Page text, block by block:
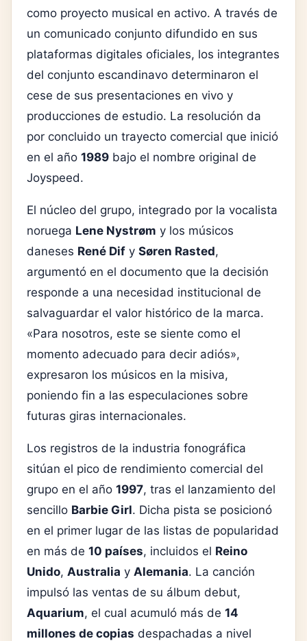
como proyecto musical en activo. A través de
un comunicado conjunto difundido en sus
plataformas digitales oficiales, los integrantes
del conjunto escandinavo determinaron el
cese de sus presentaciones en vivo y
producciones de estudio. La resolución da
por concluido un trayecto comercial que inició
en el año 1989 bajo el nombre original de
Joyspeed.
El núcleo del grupo, integrado por la vocalista
noruega Lene Nystrøm y los músicos
daneses René Dif y Søren Rasted,
argumentó en el documento que la decisión
responde a una necesidad institucional de
salvaguardar el valor histórico de la marca.
«Para nosotros, este se siente como el
momento adecuado para decir adiós»,
expresaron los músicos en la misiva,
poniendo fin a las especulaciones sobre
futuras giras internacionales.
Los registros de la industria fonográfica
sitúan el pico de rendimiento comercial del
grupo en el año 1997, tras el lanzamiento del
sencillo Barbie Girl. Dicha pista se posicionó
en el primer lugar de las listas de popularidad
en más de 10 países, incluidos el Reino
Unido, Australia y Alemania. La canción
impulsó las ventas de su álbum debut,
Aquarium, el cual acumuló más de 14
millones de copias despachadas a nivel